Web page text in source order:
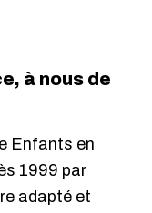
à nous de
Enfants en
1999 par
adapté et